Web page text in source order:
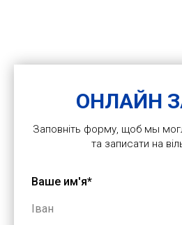
ОНЛАЙН
Заповніть форму, щоб мы
та записати на
Ваше им'я*